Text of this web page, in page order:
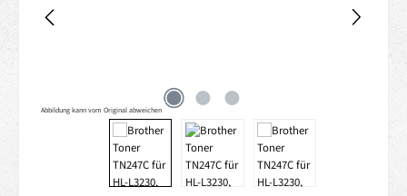
Abbildung kann vom Original abweichen